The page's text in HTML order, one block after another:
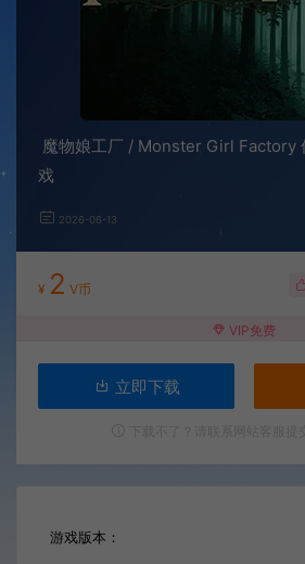
魔物娘工厂 / Monster Girl Factory
戏
2026-06-13
¥ 2 V币
VIP免费
立即下载
游戏版本：